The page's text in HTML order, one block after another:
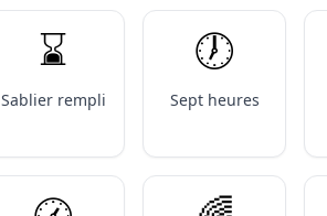
⌛️
Sablier rempli
🕖️
Sept heures